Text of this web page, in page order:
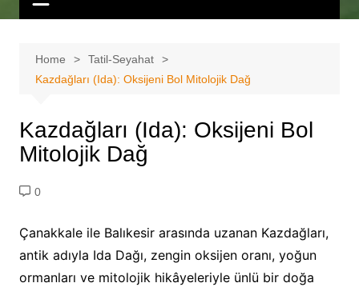
Home
Tatil-Seyahat
Kazdağları (Ida): Oksijeni Bol Mitolojik Dağ
Kazdağları (Ida): Oksijeni Bol
Mitolojik Dağ
0
Çanakkale ile Balıkesir arasında uzanan Kazdağları,
antik adıyla Ida Dağı, zengin oksijen oranı, yoğun
ormanları ve mitolojik hikâyeleriyle ünlü bir doğa